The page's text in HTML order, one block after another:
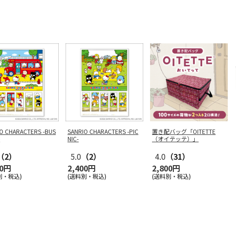
CHARACTERS -BUS
（2）
円
・税込)
SANRIO CHARACTERS -PIC
NIC-
5.0 （2）
2,400円
(送料別・税込)
置き配バッグ「OITETTE
（オイテッテ）」
4.0 （31）
2,800円
(送料別・税込)